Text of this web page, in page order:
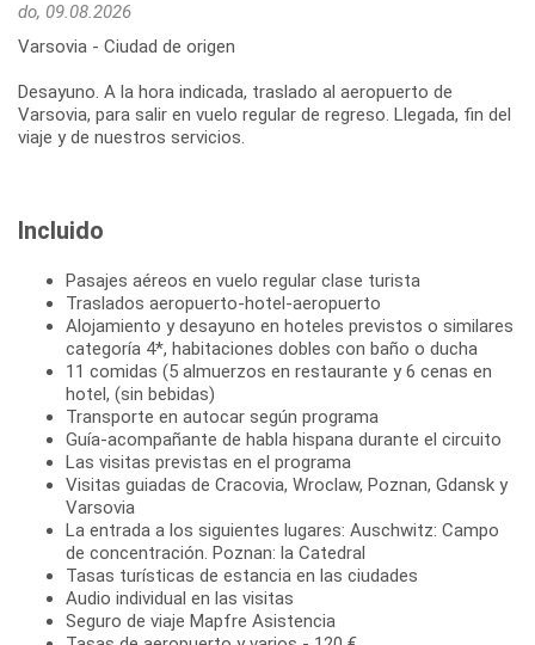
do, 09.08.2026
Varsovia - Ciudad de origen
Desayuno. A la hora indicada, traslado al aeropuerto de
Varsovia, para salir en vuelo regular de regreso. Llegada, fin del
viaje y de nuestros servicios.
Incluido
Pasajes aéreos en vuelo regular clase turista
Traslados aeropuerto-hotel-aeropuerto
Alojamiento y desayuno en hoteles previstos o similares
categoría 4*, habitaciones dobles con baño o ducha
11 comidas (5 almuerzos en restaurante y 6 cenas en
hotel, (sin bebidas)
Transporte en autocar según programa
Guía-acompañante de habla hispana durante el circuito
Las visitas previstas en el programa
Visitas guiadas de Cracovia, Wroclaw, Poznan, Gdansk y
Varsovia
La entrada a los siguientes lugares: Auschwitz: Campo
de concentración. Poznan: la Catedral
Tasas turísticas de estancia en las ciudades
Audio individual en las visitas
Seguro de viaje Mapfre Asistencia